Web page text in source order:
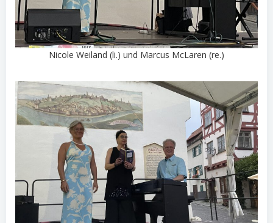
Nicole Weiland (li.) und Marcus McLaren (re.)